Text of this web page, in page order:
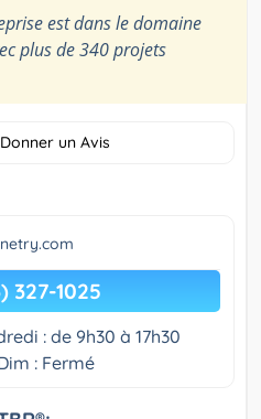
est dans le domaine
plus de 340 projets
Donner un Avis
327-1025
: de 9h30 à 17h30
: Fermé